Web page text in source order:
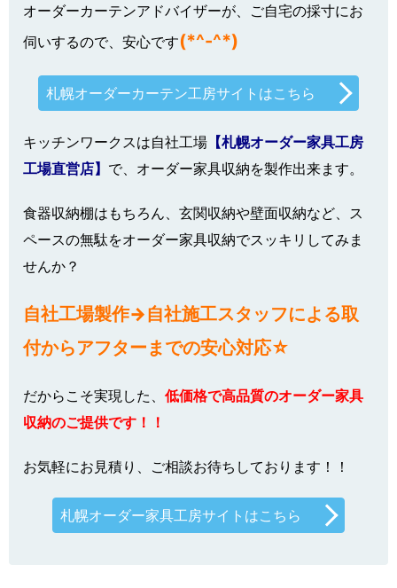
オーダーカーテンアドバイザーが、ご自宅の採寸にお
伺いするので、安心です(*^-^*)
札幌オーダーカーテン工房サイトはこちら
キッチンワークスは自社工場 【札幌オーダー家具工房
工場直営店】 で、オーダー家具収納を製作出来ます。
食器収納棚はもちろん、玄関収納や壁面収納など、ス
ペースの無駄をオーダー家具収納でスッキリしてみま
せんか？
自社工場製作→自社施工スタッフによる取
付からアフターまでの安心対応☆
だからこそ実現した、 低価格で高品質のオーダー家具
収納のご提供です！！
お気軽にお見積り、ご相談お待ちしております！！
札幌オーダー家具工房サイトはこちら